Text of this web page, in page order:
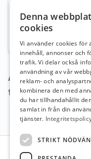
5562216027
Webbplats
Arbetsgivaren
tillfället.
Sidfot
Denna
cookies
Vi använder cookies för
innehåll, annonser och
trafik. Vi delar också
användning av vår
reklam- och
kombinera den med
du har tillhandahållit
samlat in från din
tjänster.
STRIKT